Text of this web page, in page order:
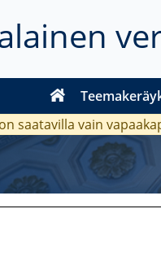
saatavilla vain